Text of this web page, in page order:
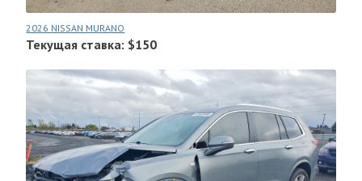
2026 NISSAN MURANO
Текущая ставка: $150